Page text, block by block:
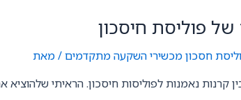
חסכוןמכשירי השקעה מתקדמים/ מאת
קרנות נאמנות לפוליסות חיסכון. הראיתי